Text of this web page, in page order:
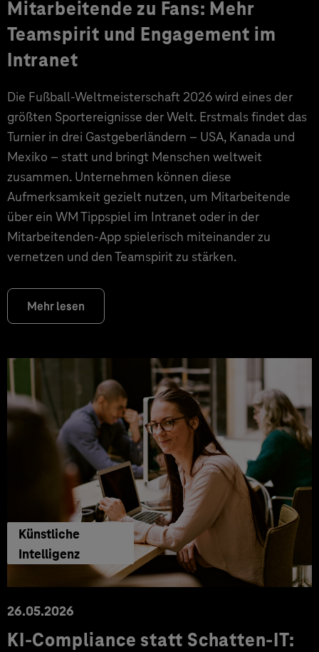
Mitarbeitende zu Fans: Mehr
Teamspirit und Engagement im
Intranet
Die Fußball-Weltmeisterschaft 2026 wird eines der
größten Sportereignisse der Welt. Erstmals findet das
Turnier in drei Gastgeberländern – USA, Kanada und
Mexiko – statt und bringt Menschen weltweit
zusammen. Unternehmen können diese
Aufmerksamkeit gezielt nutzen, um Mitarbeitende
über ein WM Tippspiel im Intranet oder in der
Mitarbeitenden-App spielerisch miteinander zu
vernetzen und den Teamspirit zu stärken.
Mehr lesen
Künstliche
Intelligenz
26.05.2026
KI-Compliance statt Schatten-IT: